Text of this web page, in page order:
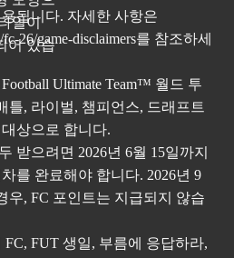
됩니다. 자세한 사항은
fc-26/game-disclaimers를 참조하세
Ultimate Team™ 월드 투
틀, 라이벌, 챔피언스, 드래프트
상으로 합니다.
받으려면 2026년 6월 15일까지
를 완료해야 합니다. 2026년 9
우, FC 포인트는 지급되지 않습
FUT 생일, 부름에 응답하라,